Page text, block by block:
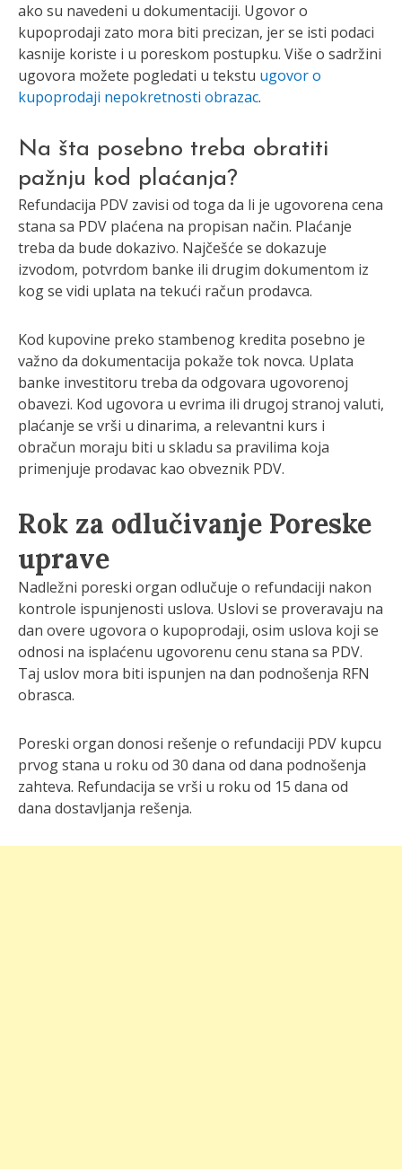
ako su navedeni u dokumentaciji. Ugovor o
kupoprodaji zato mora biti precizan, jer se isti podaci
kasnije koriste i u poreskom postupku. Više o sadržini
ugovora možete pogledati u tekstu ugovor o
kupoprodaji nepokretnosti obrazac.
Na šta posebno treba obratiti
pažnju kod plaćanja?
Refundacija PDV zavisi od toga da li je ugovorena cena
stana sa PDV plaćena na propisan način. Plaćanje
treba da bude dokazivo. Najčešće se dokazuje
izvodom, potvrdom banke ili drugim dokumentom iz
kog se vidi uplata na tekući račun prodavca.
Kod kupovine preko stambenog kredita posebno je
važno da dokumentacija pokaže tok novca. Uplata
banke investitoru treba da odgovara ugovorenoj
obavezi. Kod ugovora u evrima ili drugoj stranoj valuti,
plaćanje se vrši u dinarima, a relevantni kurs i
obračun moraju biti u skladu sa pravilima koja
primenjuje prodavac kao obveznik PDV.
Rok za odlučivanje Poreske
uprave
Nadležni poreski organ odlučuje o refundaciji nakon
kontrole ispunjenosti uslova. Uslovi se proveravaju na
dan overe ugovora o kupoprodaji, osim uslova koji se
odnosi na isplaćenu ugovorenu cenu stana sa PDV.
Taj uslov mora biti ispunjen na dan podnošenja RFN
obrasca.
Poreski organ donosi rešenje o refundaciji PDV kupcu
prvog stana u roku od 30 dana od dana podnošenja
zahteva. Refundacija se vrši u roku od 15 dana od
dana dostavljanja rešenja.